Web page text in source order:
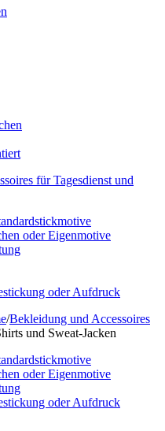
für Tagesdienst und
oder Eigenmotive
oder Aufdruck
/Bekleidung und Accessoires
und Sweat-Jacken
oder Eigenmotive
oder Aufdruck